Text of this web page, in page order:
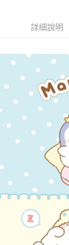
詳細說明